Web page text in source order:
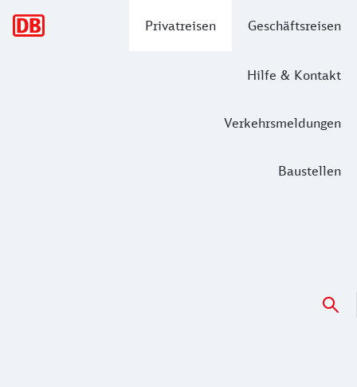
Privatreisen Geschäftsreisen
Hilfe & Kontakt
Verkehrsmeldungen
Baustellen